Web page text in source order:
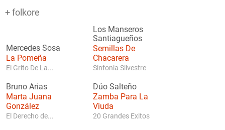
+ folkore
Mercedes Sosa
La Pomeña
El Grito De La...
Los Manseros
Santiagueños
Semillas De
Chacarera
Sinfonia Silvestre
Bruno Arias
Marta Juana
González
El Derecho de...
Dúo Salteño
Zamba Para La
Viuda
20 Grandes Exitos